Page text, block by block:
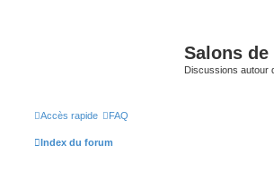
Salons
Discussions autour
Accès rapide FAQ
Index du forum